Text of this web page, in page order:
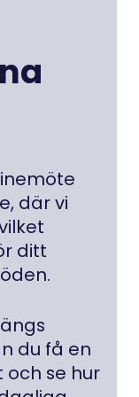
där vi
ditt
du få en
se hur